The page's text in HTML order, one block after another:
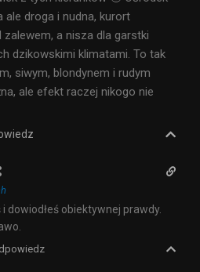
ale droga i nudna, kurort
a nisza dla garstki
dzikowskimi klimatami. To tak
siwym, blondynem i rudym
ale efekt raczej nikogo nie
i dowiodłeś obiektywnej prawdy.